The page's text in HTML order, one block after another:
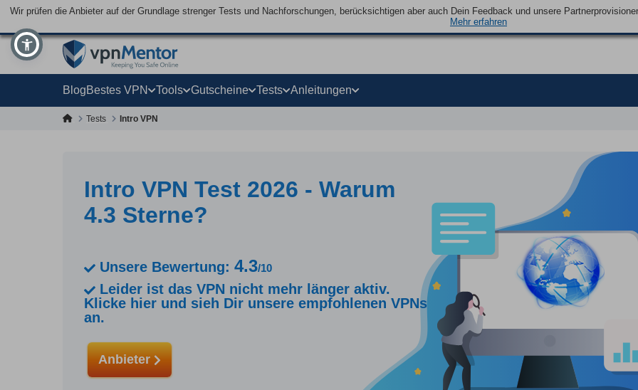
Wir prüfen die Anbieter auf der Grundlage strenger Tests und Nachforschungen, berücksichtigen aber auch Dein Feedback und unsere
Mehr erfahren
BlogBestes VPN Tools Gutscheine Tests Anleitungen
Tests Intro VPN
Intro VPN Test 2026 - Warum
4.3 Sterne?
Unsere Bewertung: 4.3/10
Leider ist das VPN nicht mehr länger aktiv.
Klicke hier und sieh Dir unsere empfohlenen VPNs
an.
Anbieter